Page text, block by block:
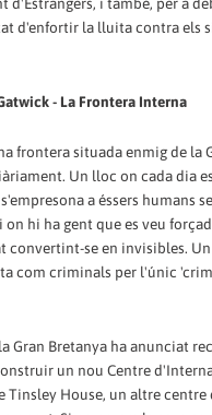
d'enfortir la lluita contra els
- La Frontera Interna
frontera situada enmig de la
Un lloc on cada dia
a éssers humans
on hi ha gent que es veu
convertint-se en invisibles.
com criminals per l'únic
Gran Bretanya ha anunciat
un nou Centre
Tinsley House, un altre